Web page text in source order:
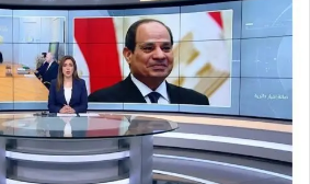
ب
ر
ي
د
ا
إ
ل